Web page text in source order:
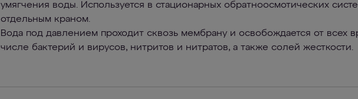
умягчения воды. Используется в стационарных обратноосмотических
отдельным краном.
Вода под давлением проходит сквозь мембрану и освобождается от всех
числе бактерий и вирусов, нитритов и нитратов, а также солей жесткости.